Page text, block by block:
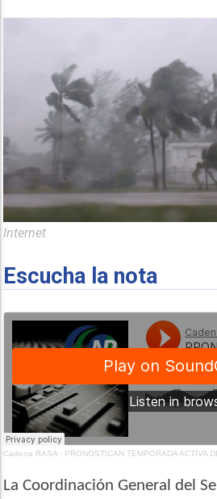
Internet
Escucha la nota
Cadena RASA · PRONOSTICAN TEMPORADA ACTIVA
La Coordinación General del